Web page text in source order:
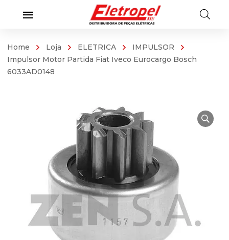
Home Loja ELETRICA
IMPULSOR
Impulsor Motor Partida Fiat Iveco Eurocargo Bosch
6033AD0148